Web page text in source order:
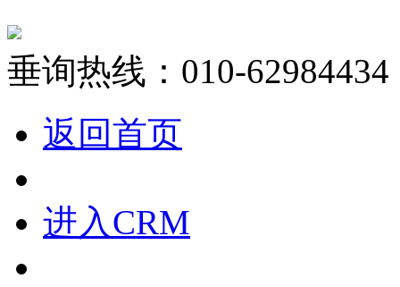
垂询热线：010-62984434
返回首页
进入CRM